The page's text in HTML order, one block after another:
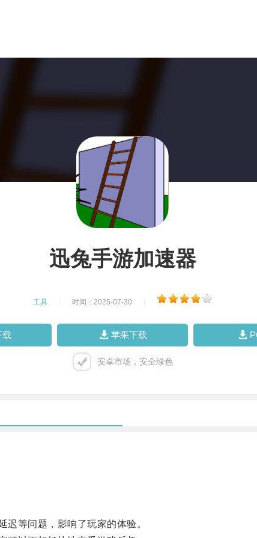
迅兔手游加速器
工具 时间：2025-07-30
载 苹果下载
安卓市场，安全绿色
等问题，影响了玩家的体验。